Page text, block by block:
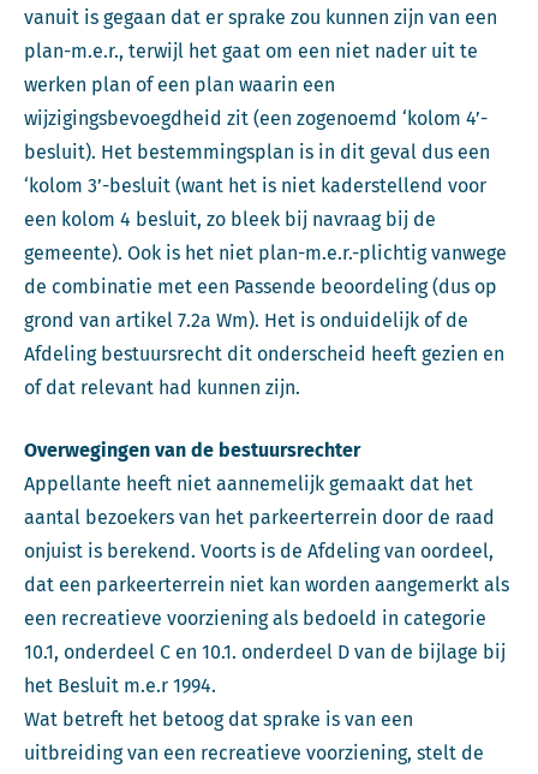
vanuit is gegaan dat er sprake zou kunnen zijn van een
plan-m.e.r., terwijl het gaat om een niet nader uit te
werken plan of een plan waarin een
wijzigingsbevoegdheid zit (een zogenoemd ‘kolom 4’-
besluit). Het bestemmingsplan is in dit geval dus een
‘kolom 3’-besluit (want het is niet kaderstellend voor
een kolom 4 besluit, zo bleek bij navraag bij de
gemeente). Ook is het niet plan-m.e.r.-plichtig vanwege
de combinatie met een Passende beoordeling (dus op
grond van artikel 7.2a Wm). Het is onduidelijk of de
Afdeling bestuursrecht dit onderscheid heeft gezien en
of dat relevant had kunnen zijn.
Overwegingen van de bestuursrechter
Appellante heeft niet aannemelijk gemaakt dat het
aantal bezoekers van het parkeerterrein door de raad
onjuist is berekend. Voorts is de Afdeling van oordeel,
dat een parkeerterrein niet kan worden aangemerkt als
een recreatieve voorziening als bedoeld in categorie
10.1, onderdeel C en 10.1. onderdeel D van de bijlage bij
het Besluit m.e.r 1994.
Wat betreft het betoog dat sprake is van een
uitbreiding van een recreatieve voorziening, stelt de